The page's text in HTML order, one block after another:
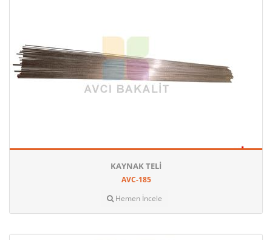
KAYNAK TELI
AVC-185
Hemen İncele